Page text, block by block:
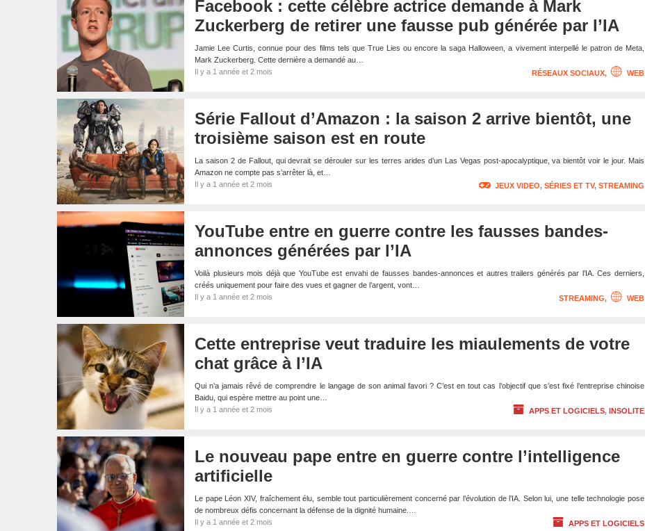
Facebook : cette célèbre actrice demande à Mark
Zuckerberg de retirer une fausse pub générée par l’IA
Jamie Lee Curtis, connue pour des films tels que True Lies ou encore la saga Halloween, a vivement interpellé le patron de Meta,
Mark Zuckerberg. Cette dernière a demandé au…
Il y a 1 année et 2 mois
RÉSEAUX SOCIAUX, WEB
Série Fallout d’Amazon : la saison 2 arrive bientôt, une
troisième saison est en route
La saison 2 de Fallout, qui devrait se dérouler sur les terres arides d’un Las Vegas post-apocalyptique, va bientôt voir le jour. Mais
Amazon ne compte pas s’arrêter là, et…
Il y a 1 année et 2 mois
JEUX VIDEO, SÉRIES ET TV, STREAMING
YouTube entre en guerre contre les fausses bandes-
annonces générées par l’IA
Voilà plusieurs mois déjà que YouTube est envahi de fausses bandes-annonces et autres trailers générés par l’IA. Ces derniers,
créés uniquement pour faire des vues et gagner de l’argent, vont…
Il y a 1 année et 2 mois
STREAMING, WEB
Cette entreprise veut traduire les miaulements de votre
chat grâce à l’IA
Qui n’a jamais rêvé de comprendre le langage de son animal favori ? C’est en tout cas l’objectif que s’est fixé l’entreprise chinoise
Baidu, qui espère mettre au point une…
Il y a 1 année et 2 mois
APPS ET LOGICIELS, INSOLITE
Le nouveau pape entre en guerre contre l’intelligence
artificielle
Le pape Léon XIV, fraîchement élu, semble tout particulièrement concerné par l’évolution de l’IA. Selon lui, une telle technologie pose
de nombreux défis concernant la défense de la dignité humaine.…
Il y a 1 année et 2 mois
APPS ET LOGICIELS